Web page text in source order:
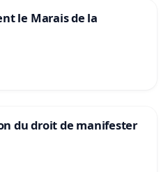
le Marais de la
du droit de manifester